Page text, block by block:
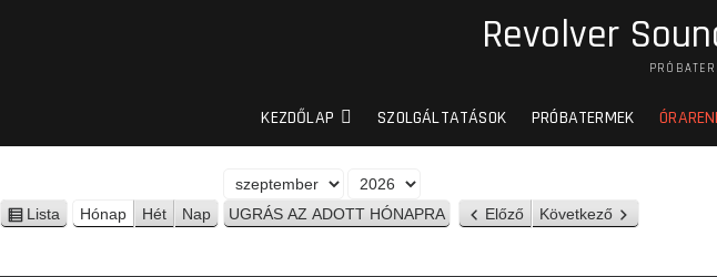
Revolver
KEZDŐLAP SZOLGÁLTATÁSOK PRÓBATERMEK
Lista Hónap Hét Nap
ó
v
Előző Következő